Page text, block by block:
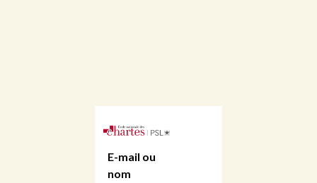
E-mail ou
nom